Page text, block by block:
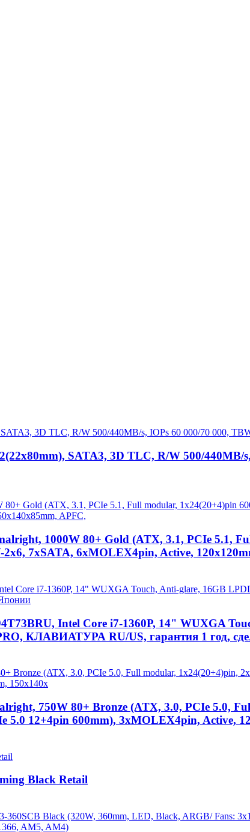
SATA3, 3D TLC, R/W 500/440MB/
1000W 80+ Gold (ATX, 3.1, PCIe 5.1,
7xSATA, 6xMOLEX4pin, Active,
Intel Core i7-1360P, 14" WUXGA
КЛАВИАТУРА RU/US, гарантия 1 год,
750W 80+ Bronze (ATX, 3.0, PCIe 5.0,
12+4pin 600mm), 3xMOLEX4pin, Active,
Black Retail